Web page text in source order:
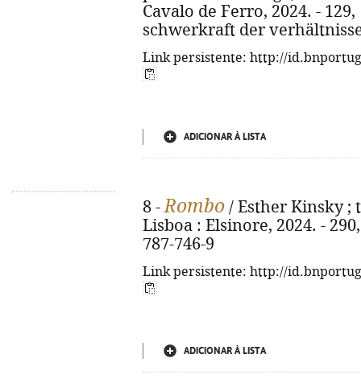
Cavalo de Ferro, 2024. -
schwerkraft der
Link persistente: http://
ADICIONAR À LISTA
8 -Rombo / Esther Kinsky ;
Lisboa : Elsinore, 2024. -
787-746-9
Link persistente: http://
ADICIONAR À LISTA